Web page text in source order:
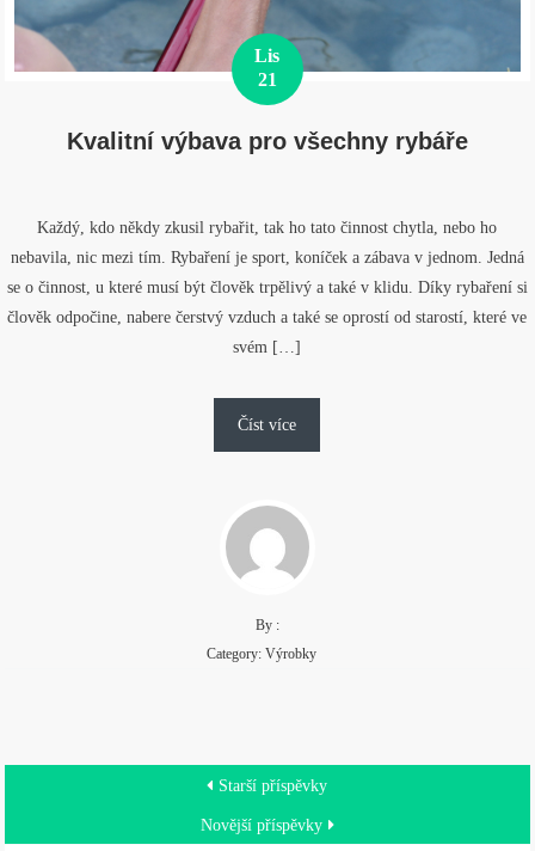
Lis
21
Kvalitní výbava pro všechny rybáře
Každý, kdo někdy zkusil rybařit, tak ho tato činnost chytla, nebo ho
nebavila, nic mezi tím. Rybaření je sport, koníček a zábava v jednom. Jedná
se o činnost, u které musí být člověk trpělivý a také v klidu. Díky rybaření si
člověk odpočine, nabere čerstvý vzduch a také se oprostí od starostí, které ve
svém […]
Číst více
By :
Category: Výrobky
pro
Starší příspěvky
Novější příspěvky